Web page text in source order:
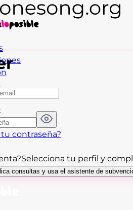
contraseña?
Selecciona tu perfil y
consultas y usa el asistente de